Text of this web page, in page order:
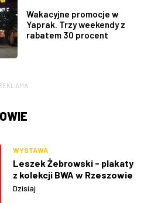
Wakacyjne promocje w
Yaprak. Trzy weekendy z
rabatem 30 procent
WYSTAWA
Leszek Żebrowski - plakaty
z kolekcji BWA w Rzeszowie
Dzisiaj